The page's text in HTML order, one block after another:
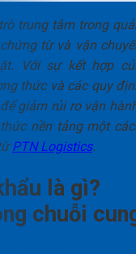
trung tâm trong
từ và vận
Với sự kết hợp
thức và các quy
giảm rủi ro vận
nền tảng một
PTN Logistics.
là gì?
chuỗi